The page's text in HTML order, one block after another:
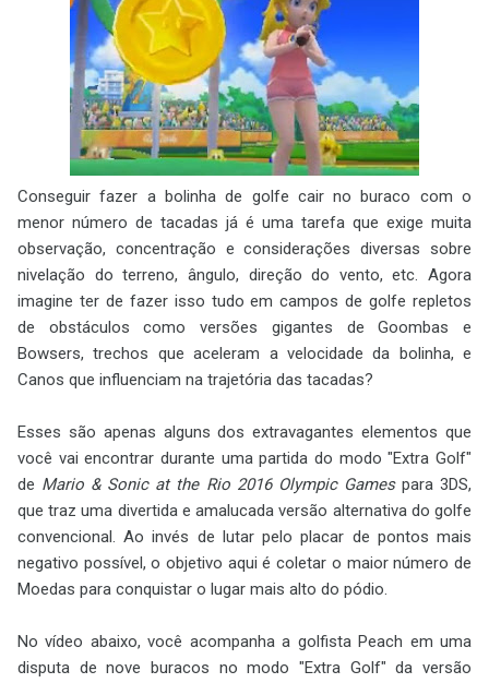
Conseguir fazer a bolinha de golfe cair no buraco com o
menor número de tacadas já é uma tarefa que exige muita
observação, concentração e considerações diversas sobre
nivelação do terreno, ângulo, direção do vento, etc. Agora
imagine ter de fazer isso tudo em campos de golfe repletos
de obstáculos como versões gigantes de Goombas e
Bowsers, trechos que aceleram a velocidade da bolinha, e
Canos que influenciam na trajetória das tacadas?
Esses são apenas alguns dos extravagantes elementos que
você vai encontrar durante uma partida do modo "Extra Golf"
de Mario & Sonic at the Rio 2016 Olympic Gamespara 3DS,
que traz uma divertida e amalucada versão alternativa do golfe
convencional. Ao invés de lutar pelo placar de pontos mais
negativo possível, o objetivo aqui é coletar o maior número de
Moedas para conquistar o lugar mais alto do pódio.
No vídeo abaixo, você acompanha a golfista Peach em uma
disputa de nove buracos no modo "Extra Golf" da versão